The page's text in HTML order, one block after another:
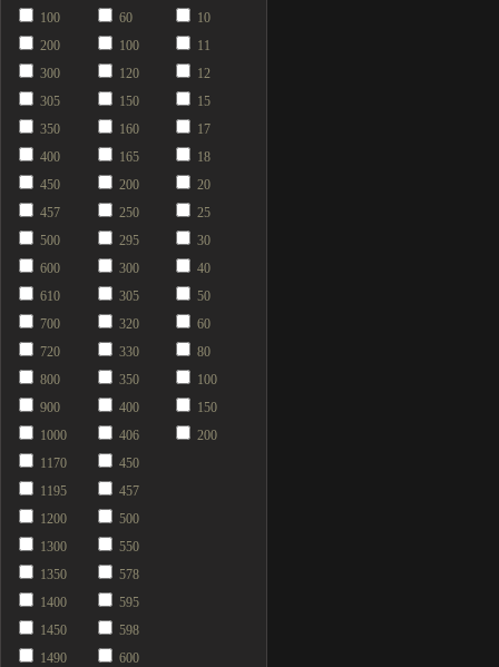
100
200
300
305
350
400
450
457
500
600
610
700
720
800
900
1000
1170
1195
1200
1300
1350
1400
1450
1490
60
100
120
150
160
165
200
250
295
300
305
320
330
350
400
406
450
457
500
550
578
595
598
600
10
11
12
15
17
18
20
25
30
40
50
60
80
100
150
200